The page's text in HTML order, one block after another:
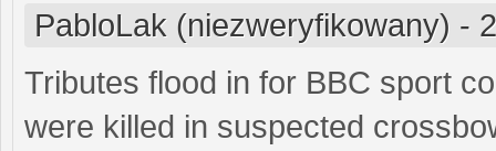
PabloLak (niezweryfikowany) -
Tributes flood in for BBC sport
were killed in suspected